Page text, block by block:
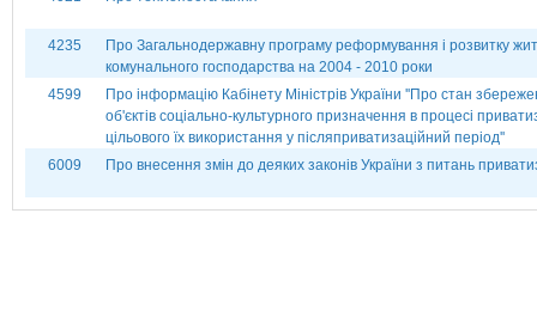
4235
Про Загальнодержавну програму реформування і розвитку
комунального господарства на 2004 - 2010 роки
4599
Про інформацію Кабінету Міністрів України ''Про стан
об'єктів соціально-культурного призначення в процесі
цільового їх використання у післяприватизаційний період''
6009
Про внесення змін до деяких законів України з питань